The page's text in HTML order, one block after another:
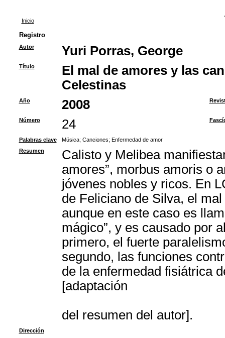
Inicio
Registro
Autor Yuri Porras, George
Título
El mal de amores y las
Celestinas
Año 2008
Número 24
Palabras clave Música; Canciones; Enfermedad de amor
Resumen
Calisto y Melibea
amores”, morbus amoris o
jóvenes nobles y ricos. En
de Feliciano de Silva, el
aunque en este caso es
mágico”, y es causado por
primero, el fuerte
segundo, las funciones
de la enfermedad fisiátrica
[adaptación
del resumen del autor].
Dirección